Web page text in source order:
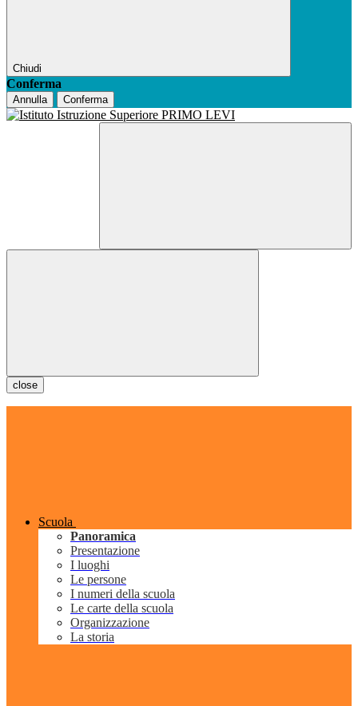
Chiudi
Conferma
Annulla Conferma
close
Scuola
Panoramica
Presentazione
I luoghi
Le persone
I numeri della scuola
Le carte della scuola
Organizzazione
La storia